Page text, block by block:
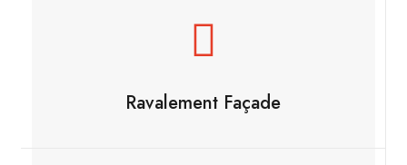
Ravalement Façade